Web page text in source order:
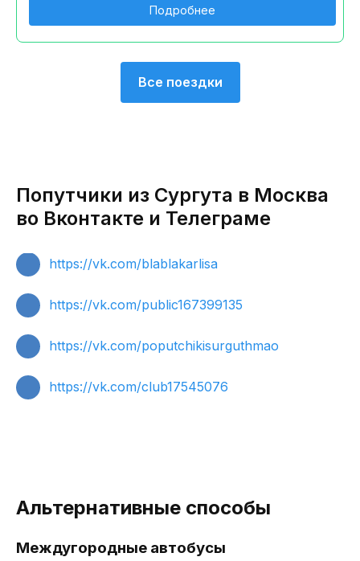
Подробнее
Все поездки
Попутчики из Сургута в Москва
во Вконтакте и Телеграме
https://vk.com/blablakarlisa
https://vk.com/public167399135
https://vk.com/poputchikisurguthmao
https://vk.com/club17545076
Альтернативные способы
Междугородные автобусы